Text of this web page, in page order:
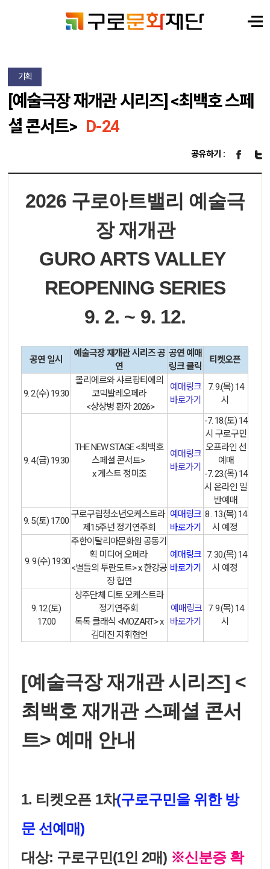
기획
[예술극장 재개관 시리즈] <최백호 스페
셜 콘서트> D-24
공유하기 :
2026 구로아트밸리 예술극
장 재개관
GURO ARTS VALLEY
REOPENING SERIES
9. 2. ~ 9. 12.
공연 일시
예술극장 재개관 시리즈 공
연
공연 예매
링크 클릭
티켓오픈
9. 2.(수) 19:30
몰리에르와 샤르팡티에의
코믹발레오페라
<상상병 환자 2026>
예매링크
바로가기
7. 9.(목) 14
시
9. 4.(금) 19:30
THE NEW STAGE <최백호
스페셜 콘서트>
x 게스트 정미조
예매링크
바로가기
-7. 18.(토) 14
시 구로구민
오프라인 선
예매
-7. 23.(목) 14
시 온라인 일
반예매
9. 5.(토) 17:00
구로구립청소년오케스트라
제15주년 정기연주회
예매링크
바로가기
8 . 13.(목) 14
시 예정
9. 9.(수) 19:30
주한이탈리아문화원 공동기
획 미디어 오페라
<별들의 투란도트>x 한강공
장 협연
예매링크
바로가기
7. 30.(목) 14
시 예정
9. 12.(토)
17:00
상주단체 디토 오케스트라
정기연주회
톡톡 클래식 <MOZART>x
김대진 지휘협연
예매링크
바로가기
7. 9.(목) 14
시
[예술극장 재개관 시리즈] <
최백호 재개관 스페셜 콘서
트> 예매 안내
1. 티켓오픈 1차(구로구민을 위한 방
문 선예매)
대상: 구로구민(1인 2매) ※신분증 확